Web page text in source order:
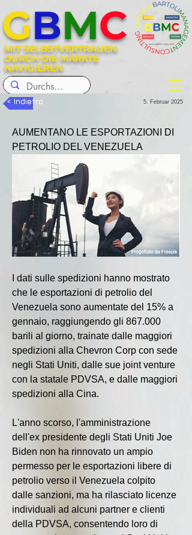
MIT SELBSTVERTRAUEN
DURCH DIE MÄRKTE
NAVIGIEREN
GBMC
< Indietro 5. Februar 2025
AUMENTANO LE ESPORTAZIONI DI
PETROLIO DEL VENEZUELA
I dati sulle spedizioni hanno mostrato
che le esportazioni di petrolio del
Venezuela sono aumentate del 15% a
gennaio, raggiungendo gli 867.000
barili al giorno, trainate dalle maggiori
spedizioni alla Chevron Corp con sede
negli Stati Uniti, dalle sue joint venture
con la statale PDVSA, e dalle maggiori
spedizioni alla Cina.
L'anno scorso, l'amministrazione
dell'ex presidente degli Stati Uniti Joe
Biden non ha rinnovato un ampio
permesso per le esportazioni libere di
petrolio verso il Venezuela colpito
dalle sanzioni, ma ha rilasciato licenze
individuali ad alcuni partner e clienti
della PDVSA, consentendo loro di